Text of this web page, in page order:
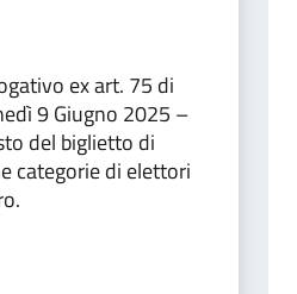
ex art. 75 di
9 Giugno 2025 –
del biglietto di
categorie di elettori